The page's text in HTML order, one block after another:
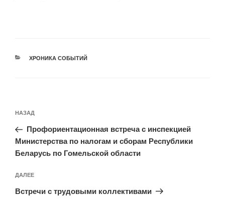
РУБРИКИ
ХРОНИКА СОБЫТИЙ
по
записям
Предыдущая
запись:
НАЗАД
Профориентационная встреча с инспекцией
Министерства по налогам и сборам Республики
Беларусь по Гомельской области
Следующая
запись
ДАЛЕЕ
Встречи с трудовыми коллективами